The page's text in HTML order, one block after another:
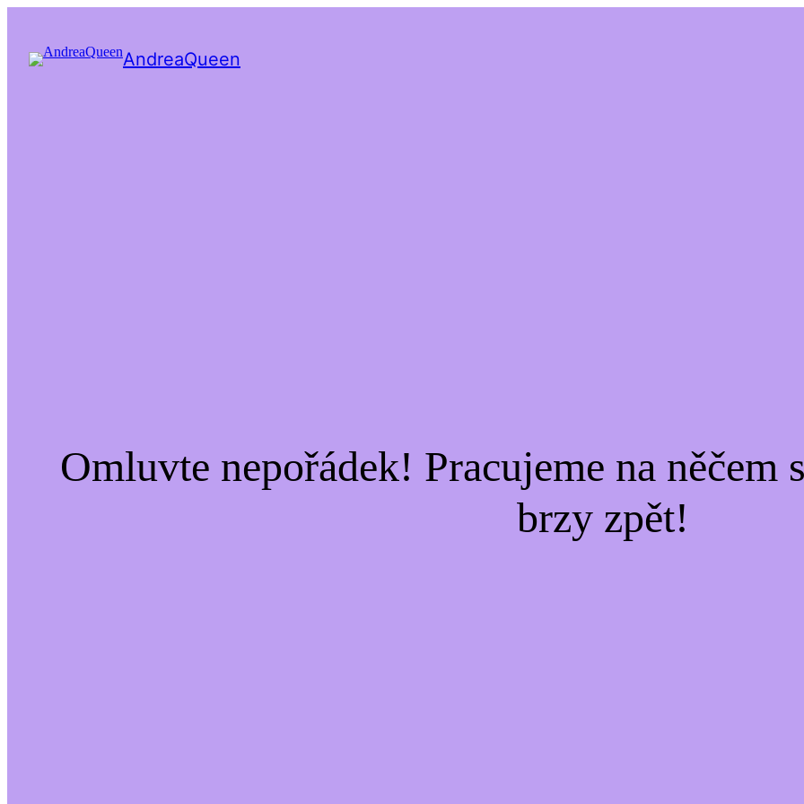
AndreaQueen
Omluvte nepořádek! Pracujeme na
brzy zpět!